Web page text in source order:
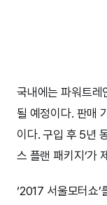
국내에는 파워트레
될 예정이다. 판매
이다. 구입 후 5년
스 플랜 패키지’가
‘2017 서울모터쇼